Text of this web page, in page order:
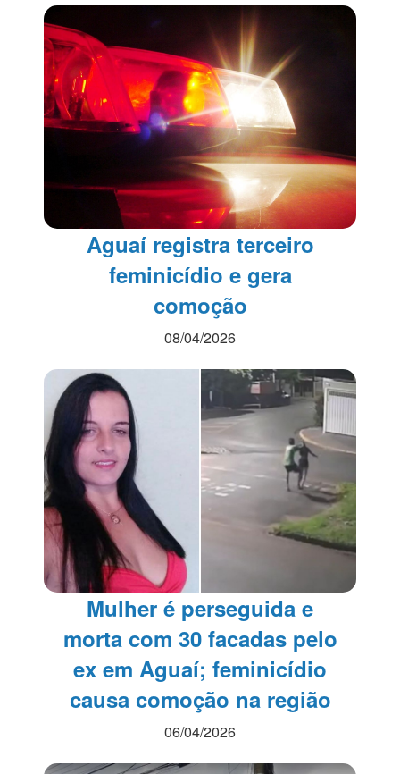
Aguaí registra terceiro
feminicídio e gera
comoção
08/04/2026
Mulher é perseguida e
morta com 30 facadas pelo
ex em Aguaí; feminicídio
causa comoção na região
06/04/2026